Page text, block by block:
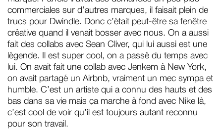
commerciales sur d’autres marques, il faisait plein de
trucs pour Dwindle. Donc c’était peut-être sa fenêtre
créative quand il venait bosser avec nous. On a aussi
fait des collabs avec Sean Cliver, qui lui aussi est une
légende. Il est super cool, on a passé du temps avec
lui. On avait fait une collab avec Jenkem à New York,
on avait partagé un Airbnb, vraiment un mec sympa et
humble. C’est un artiste qui a connu des hauts et des
bas dans sa vie mais ça marche à fond avec Nike là,
c’est cool de voir qu’il est toujours autant reconnu
pour son travail.